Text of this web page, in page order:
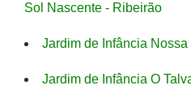
Sol Nascente - Ribeirão
Jardim de Infância
Jardim de Infância O